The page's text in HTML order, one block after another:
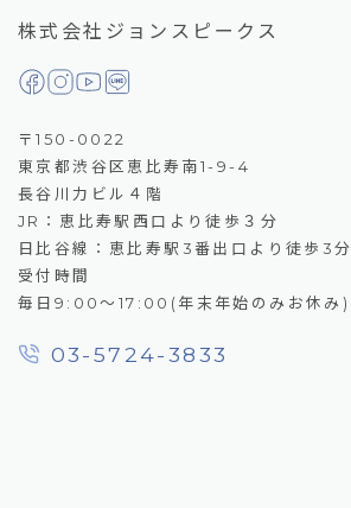
株式会社ジョンスピークス
〒150-0022
東京都渋谷区恵比寿南1-9-4
長谷川力ビル４階
JR：恵比寿駅西口より徒歩３分
日比谷線：恵比寿駅3番出口より徒歩3分
受付時間
毎日9:00～17:00(年末年始のみお休み)
03-5724-3833